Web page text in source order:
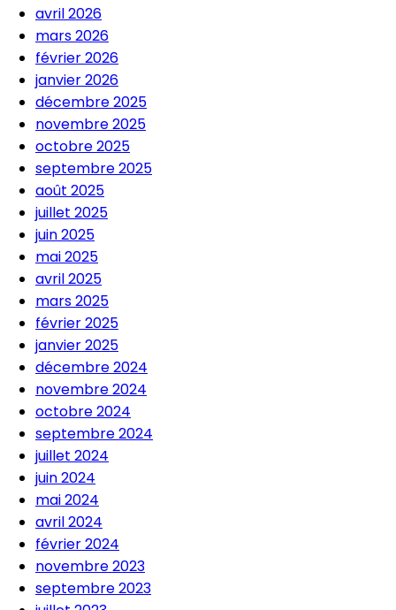
avril 2026
mars 2026
février 2026
janvier 2026
décembre 2025
novembre 2025
octobre 2025
septembre 2025
août 2025
juillet 2025
juin 2025
mai 2025
avril 2025
mars 2025
février 2025
janvier 2025
décembre 2024
novembre 2024
octobre 2024
septembre 2024
juillet 2024
juin 2024
mai 2024
avril 2024
février 2024
novembre 2023
septembre 2023